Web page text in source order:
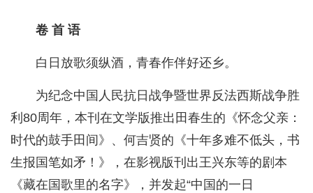
卷 首 语
白日放歌须纵酒，青春作伴好还乡。
为纪念中国人民抗日战争暨世界反法西斯战争胜
利80周年，本刊在文学版推出田春生的《怀念父亲：
时代的鼓手田间》、何吉贤的《十年多难不低头，书
生报国笔如矛！》，在影视版刊出王兴东等的剧本
《藏在国歌里的名字》，并发起“中国的一日